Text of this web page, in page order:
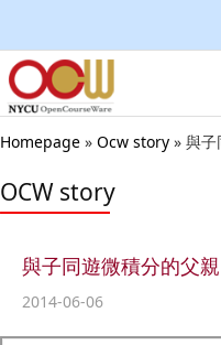
Homepage » Ocw story » 與子
OCW story
與子同遊微積分的父親
2014-06-06